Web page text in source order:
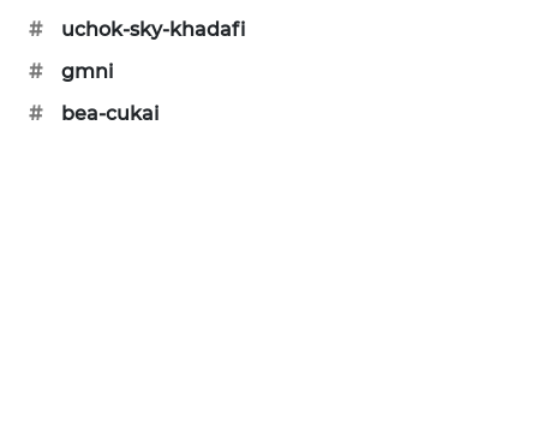
#
uchok-sky-khadafi
#
gmni
#
bea-cukai
METRO
NEWS